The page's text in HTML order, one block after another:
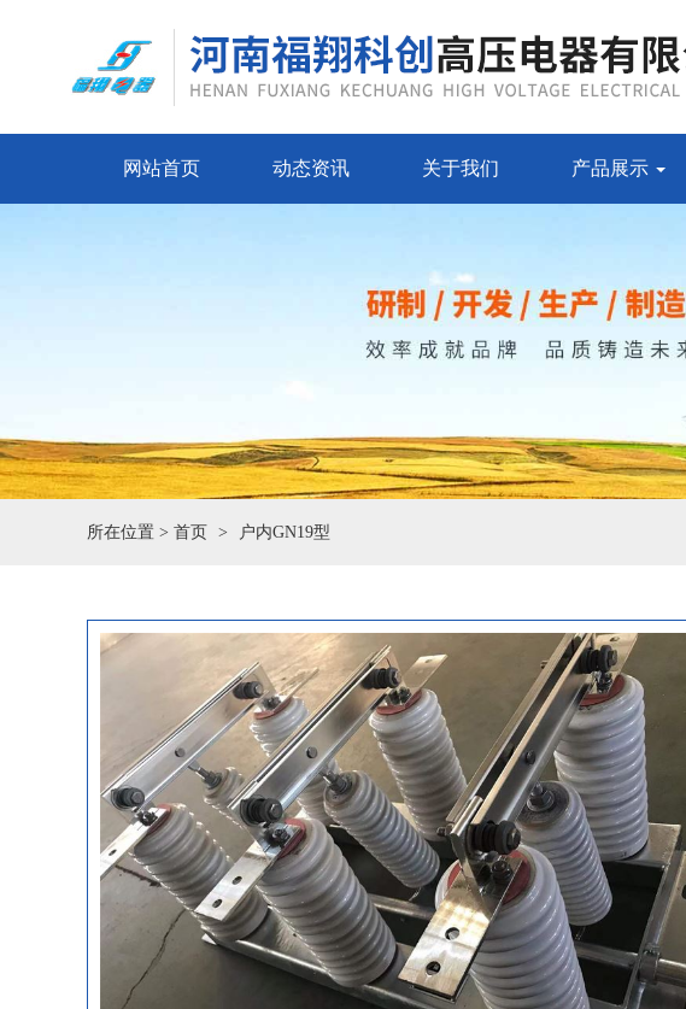
网站首页 动态资讯 关于我们 产品展示
所在位置 > 首页 户内GN19型